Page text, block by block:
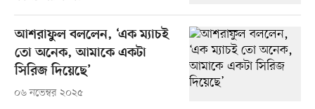
আশরাফুল বললেন, ‘এক ম্যাচই
তো অনেক, আমাকে একটা
সিরিজ দিয়েছে’
০৬ নভেম্বর ২০২৫